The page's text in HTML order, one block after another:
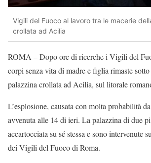
Vigili del Fuoco al lavoro tra le macerie
crollata ad Acilia
ROMA – Dopo ore di ricerche i Vigili del
corpi senza vita di madre e figlia rimaste
palazzina crollata ad Acilia, sul litorale
L’esplosione, causata con molta probabilità
avvenuta alle 14 di ieri. La palazzina di due
accartocciata su sé stessa e sono intervenute
dei Vigili del Fuoco di Roma.